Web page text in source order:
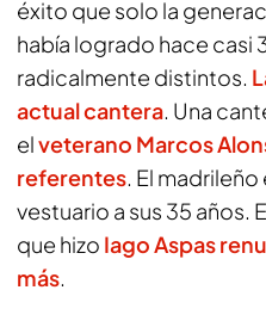
éxito que solo la
había logrado hace casi
radicalmente distintos.
actual cantera. Una
elveterano Marcos
referentes. El
vestuario a sus 35 años.
que hizo Iago Aspas
más.